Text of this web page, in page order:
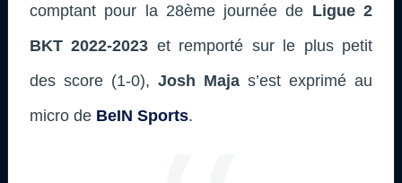
comptant pour la 28ème journée de Ligue 2
BKT 2022-2023 et remporté sur le plus petit
des score (1-0), Josh Maja s’est exprimé au
micro de BeIN Sports.